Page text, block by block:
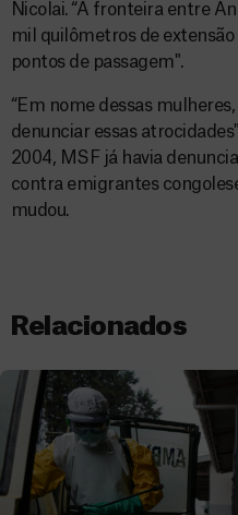
Nicolai. “A fronteira entre
mil quilômetros de
pontos de passagem".
“Em nome dessas
denunciar essas
2004, MSF já havia
contra emigrantes
mudou.
Relacionados